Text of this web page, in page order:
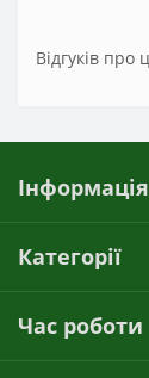
Відгуків
Інформація
Категорії
Час роботи